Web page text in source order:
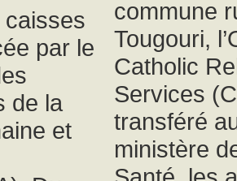
caisses
par le
de la
et
commune
Tougouri,
Catholic
Services
transféré
ministère